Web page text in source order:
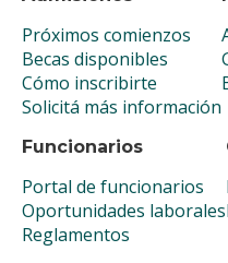
Próximos comienzos
Becas disponibles
Cómo inscribirte
Solicitá más información
Funcionarios
Portal de funcionarios
Oportunidades laborales
Reglamentos